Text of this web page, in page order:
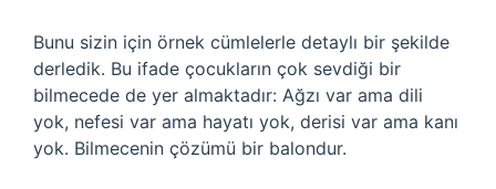
Bunu sizin için örnek cümlelerle detaylı bir şekilde
derledik. Bu ifade çocukların çok sevdiği bir
bilmecede de yer almaktadır: Ağzı var ama dili
yok, nefesi var ama hayatı yok, derisi var ama kanı
yok. Bilmecenin çözümü bir balondur.